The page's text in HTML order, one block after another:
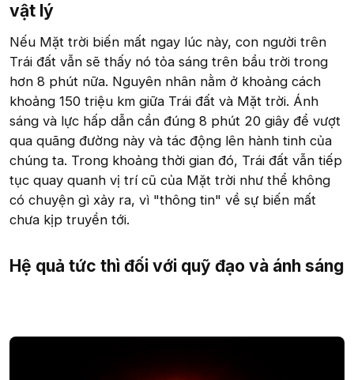
vật lý​
Nếu Mặt trời biến mất ngay lúc này, con người trên
Trái đất vẫn sẽ thấy nó tỏa sáng trên bầu trời trong
hơn 8 phút nữa. Nguyên nhân nằm ở khoảng cách
khoảng 150 triệu km giữa Trái đất và Mặt trời. Ánh
sáng và lực hấp dẫn cần đúng 8 phút 20 giây để vượt
qua quãng đường này và tác động lên hành tinh của
chúng ta. Trong khoảng thời gian đó, Trái đất vẫn tiếp
tục quay quanh vị trí cũ của Mặt trời như thể không
có chuyện gì xảy ra, vì "thông tin" về sự biến mất
chưa kịp truyền tới.
Hệ quả tức thì đối với quỹ đạo và ánh sáng​